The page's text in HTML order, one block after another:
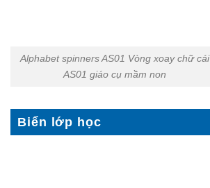
Alphabet spinners AS01 Vòng xoay chữ cái
AS01 giáo cụ mầm non
Biển lớp học